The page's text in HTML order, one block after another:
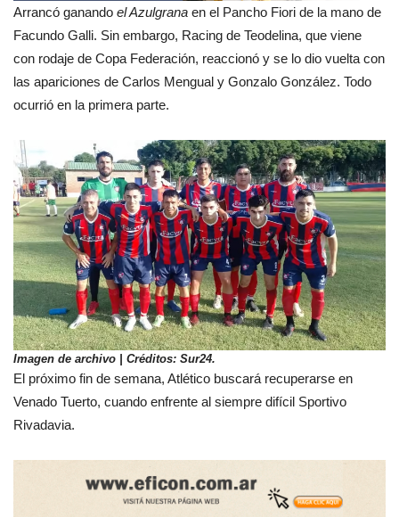
Arrancó ganando el Azulgrana en el Pancho Fiori de la mano de
Facundo Galli. Sin embargo, Racing de Teodelina, que viene
con rodaje de Copa Federación, reaccionó y se lo dio vuelta con
las apariciones de Carlos Mengual y Gonzalo González. Todo
ocurrió en la primera parte.
Imagen de archivo | Créditos: Sur24.
El próximo fin de semana, Atlético buscará recuperarse en
Venado Tuerto, cuando enfrente al siempre difícil Sportivo
Rivadavia.